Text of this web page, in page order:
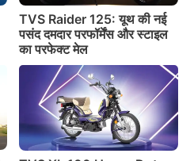
TVS Raider 125: यूथ की नई
पसंद दमदार परफॉर्मेंस और स्टाइल
का परफेक्ट मेल